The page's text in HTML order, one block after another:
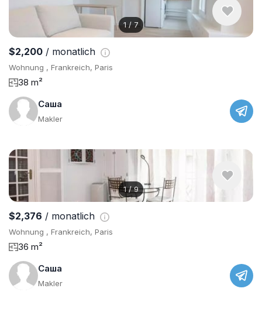
1 / 7
$2,200 / monatlich
Wohnung , Frankreich, Paris
38 m²
Саша
Makler
1/9
$2,376 / monatlich
Wohnung , Frankreich, Paris
36 m²
Саша
Makler